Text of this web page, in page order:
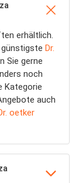
erhältlich.
günstigste Dr.
Sie gerne
noch
Kategorie
auch
oetker